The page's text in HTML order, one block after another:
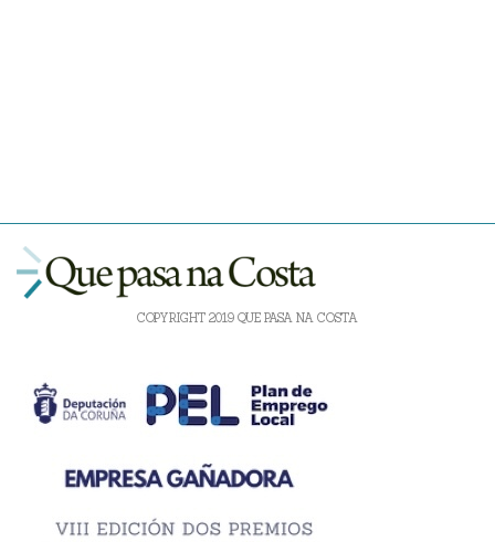
COPYRIGHT 2019 QUE PASA NA COSTA